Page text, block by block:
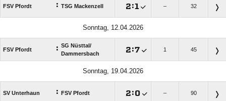
FSV Pfordt : TSG Mackenzell : – 32
Sonntag, 12.04.2026
FSV Pfordt : SG Nüsttal/​
Dammersbach
: 1 45
Sonntag, 19.04.2026
SV Unterhaun : FSV Pfordt : – 90